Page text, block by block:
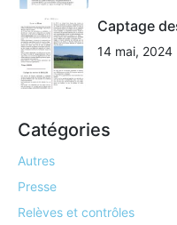
Captage
14 mai, 2024
Catégories
Autres
Presse
Relèves et contrôles